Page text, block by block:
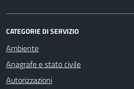
CATEGORIE DI SERVIZIO
Ambiente
Anagrafe e stato civile
Autorizzazioni